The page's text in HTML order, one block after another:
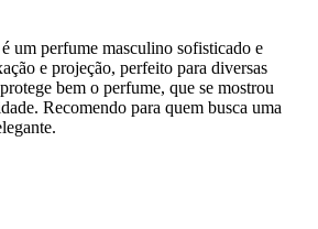
um perfume masculino sofisticado e
e projeção, perfeito para diversas
bem o perfume, que se mostrou
Recomendo para quem busca uma